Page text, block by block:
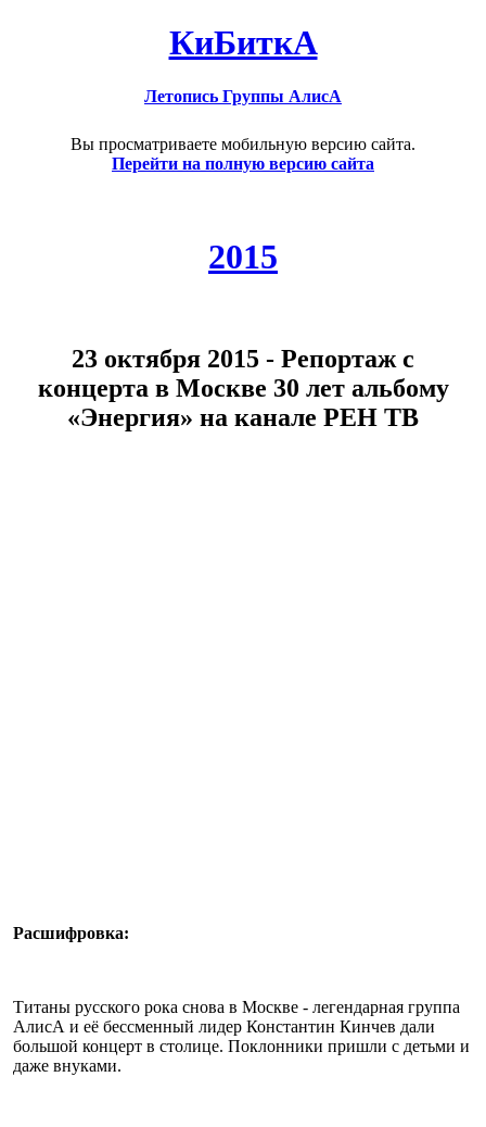
КиБиткА
Летопись Группы АлисА
Вы просматриваете мобильную версию сайта.
Перейти на полную версию сайта
2015
23 октября 2015 - Репортаж с
концерта в Москве 30 лет альбому
«Энергия» на канале РЕН ТВ
Расшифровка:
Титаны русского рока снова в Москве - легендарная группа
АлисА и её бессменный лидер Константин Кинчев дали
большой концерт в столице. Поклонники пришли с детьми и
даже внуками.